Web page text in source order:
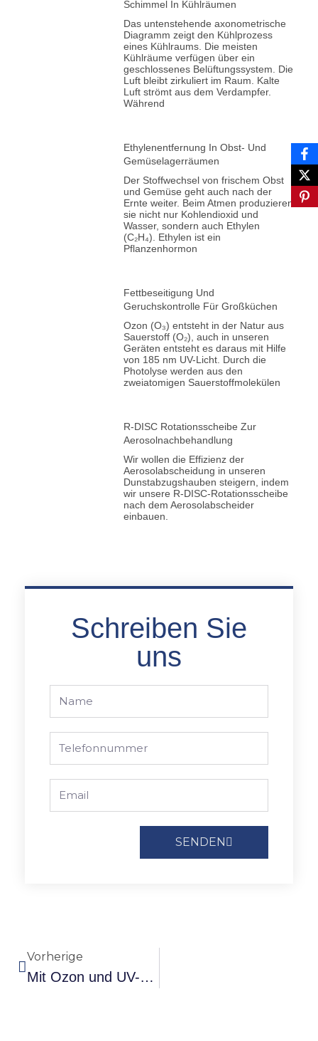
Schimmel In Kühlräumen
Das untenstehende axonometrische
Diagramm zeigt den Kühlprozess
eines Kühlraums. Die meisten
Kühlräume verfügen über ein
geschlossenes Belüftungssystem. Die
Luft bleibt zirkuliert im Raum. Kalte
Luft strömt aus dem Verdampfer.
Während
Ethylenentfernung In Obst- Und
Gemüselagerräumen
Der Stoffwechsel von frischem Obst
und Gemüse geht auch nach der
Ernte weiter. Beim Atmen produzieren
sie nicht nur Kohlendioxid und
Wasser, sondern auch Ethylen
(C₂H₄). Ethylen ist ein
Pflanzenhormon
Fettbeseitigung Und
Geruchskontrolle Für Großküchen
Ozon (O₃) entsteht in der Natur aus
Sauerstoff (O₂), auch in unseren
Geräten entsteht es daraus mit Hilfe
von 185 nm UV-Licht. Durch die
Photolyse werden aus den
zweiatomigen Sauerstoffmolekülen
R-DISC Rotationsscheibe Zur
Aerosolnachbehandlung
Wir wollen die Effizienz der
Aerosolabscheidung in unseren
Dunstabzugshauben steigern, indem
wir unsere R-DISC-Rotationsscheibe
nach dem Aerosolabscheider
einbauen.
Schreiben Sie
uns
SENDEN
Vorherige
Mit Ozon und UV-C Licht gegen Schimmel in Kühlräumen